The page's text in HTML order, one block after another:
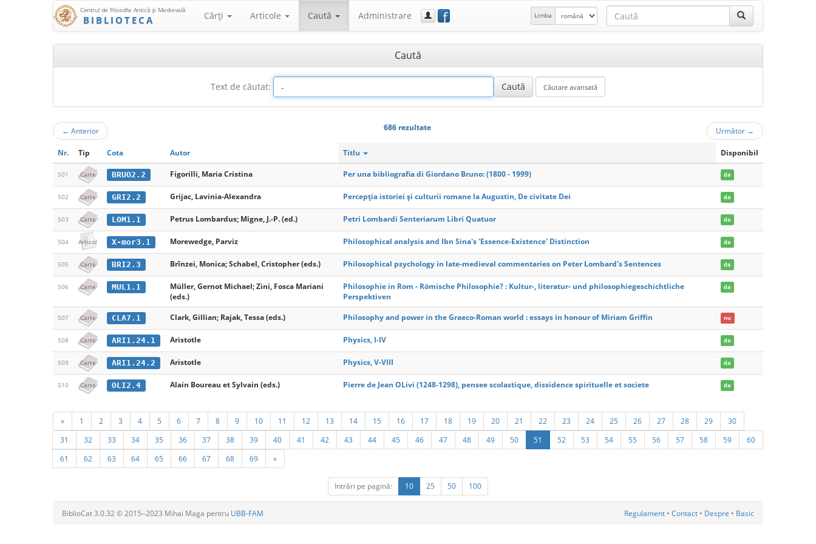
Centrul de Filosofie Antică şi Medievală
BIBLIOTECA Cărţi Articole Caută Administrare f Limba
Caută
Text de căutat:
← Anterior 686 rezultate Următor →
Nr. Tip Cota Autor Titlu Disponibil
501 Carte BRUO2.2 Figorilli, Maria Cristina Per una bibliografia di Giordano Bruno: (1800 - 1999) da
502 Carte GRI2.2 Grijac, Lavinia-Alexandra Percepția istoriei și culturii romane la Augustin, De civitate Dei da
503 Carte LOM1.1 Petrus Lombardus; Migne, J.-P. (ed.) Petri Lombardi Senteriarum Libri Quatuor da
504 Articol X-mor3.1 Morewedge, Parviz Philosophical analysis and Ibn Sina's 'Essence-Existence' Distinction da
505 Carte BRI2.3 Brînzei, Monica; Schabel, Cristopher (eds.) Philosophical psychology in late-medieval commentaries on Peter Lombard's Sentences da
506 Carte MUL1.1
Müller, Gernot Michael; Zini, Fosca Mariani
(eds.)
Philosophie in Rom - Römische Philosophie? : Kultur-, literatur- und philosophiegeschichtliche
Perspektiven
da
507 Carte CLA7.1 Clark, Gillian; Rajak, Tessa (eds.) Philosophy and power in the Graeco-Roman world : essays in honour of Miriam Griffin nu
508 Carte ARI1.24.1 Aristotle Physics, I-IV da
509 Carte ARI1.24.2 Aristotle Physics, V-VIII da
510 Carte OLI2.4 Alain Boureau et Sylvain (eds.) Pierre de Jean OLivi (1248-1298), pensee scolastique, dissidence spirituelle et societe da
« 1 2 3 4 5 6 7 8 9 10 11 12 13 14 15 16 17 18 19 20 21 22 23 24 25 26 27 28 29
30
31
32 33 34 35 36 37 38 39 40 41 42 43 44 45 46 47 48 49 50 51 52 53 54 55 56 57 58 59
60
61
62 63 64 65 66 67 68 69 »
Intrări pe pagină: 10 25 50 100
BiblioCat 3.0.32 © 2015‒2023 Mihai Maga pentru UBB-FAM Regulament • Contact • Despre • Basic